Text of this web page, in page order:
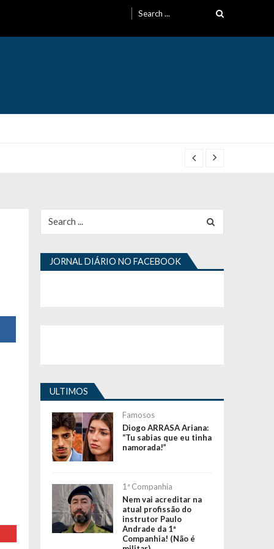
for:
for:
JORNAL DIÁRIO NO FACEBOOK
ULTIMOS
Famosos
Diogo ARRASA Ariana:
“Tu sabias que eu tinha
namorada!”
1ª Companhia
Nem vai acreditar na
atual profissão do
instrutor Paulo
Andrade da 1ª
Companhia! (Não é